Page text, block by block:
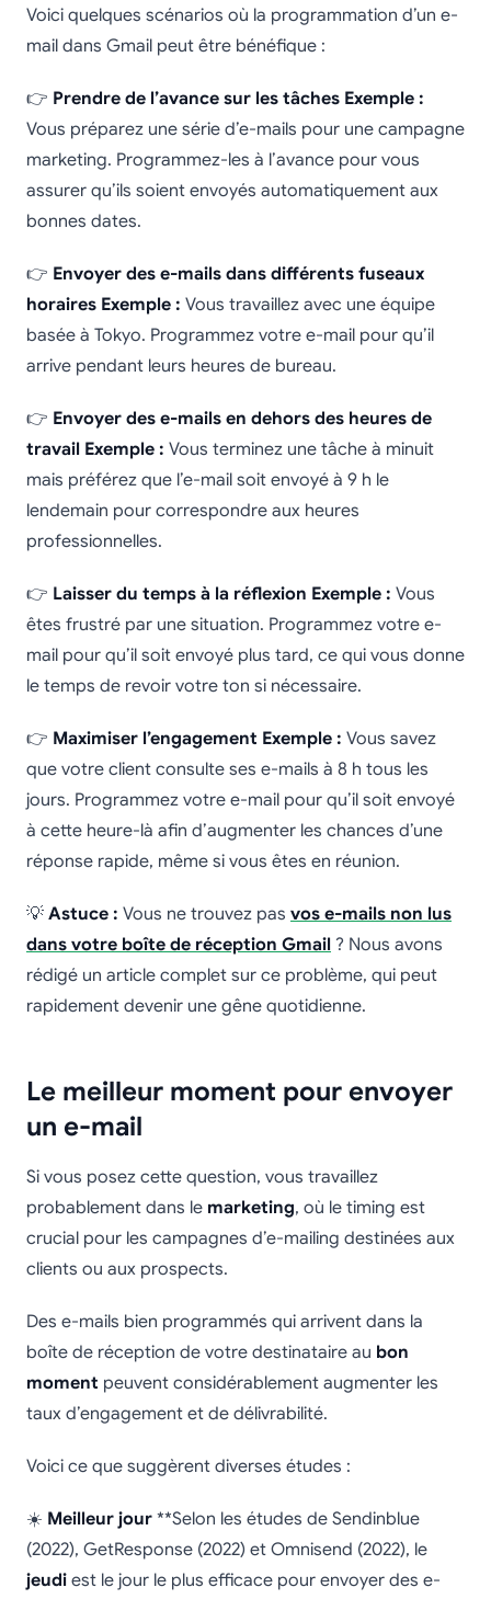
Voici quelques scénarios où la programmation d’un e-
mail dans Gmail peut être bénéfique :
👉 Prendre de l’avance sur les tâches Exemple :
Vous préparez une série d’e-mails pour une campagne
marketing. Programmez-les à l’avance pour vous
assurer qu’ils soient envoyés automatiquement aux
bonnes dates.
👉 Envoyer des e-mails dans différents fuseaux
horaires Exemple : Vous travaillez avec une équipe
basée à Tokyo. Programmez votre e-mail pour qu’il
arrive pendant leurs heures de bureau.
👉 Envoyer des e-mails en dehors des heures de
travail Exemple : Vous terminez une tâche à minuit
mais préférez que l’e-mail soit envoyé à 9 h le
lendemain pour correspondre aux heures
professionnelles.
👉 Laisser du temps à la réflexion Exemple : Vous
êtes frustré par une situation. Programmez votre e-
mail pour qu’il soit envoyé plus tard, ce qui vous donne
le temps de revoir votre ton si nécessaire.
👉 Maximiser l’engagement Exemple : Vous savez
que votre client consulte ses e-mails à 8 h tous les
jours. Programmez votre e-mail pour qu’il soit envoyé
à cette heure-là afin d’augmenter les chances d’une
réponse rapide, même si vous êtes en réunion.
💡 Astuce : Vous ne trouvez pas vos e-mails non lus
dans votre boîte de réception Gmail ? Nous avons
rédigé un article complet sur ce problème, qui peut
rapidement devenir une gêne quotidienne.
Le meilleur moment pour envoyer
un e-mail
Si vous posez cette question, vous travaillez
probablement dans le marketing, où le timing est
crucial pour les campagnes d’e-mailing destinées aux
clients ou aux prospects.
Des e-mails bien programmés qui arrivent dans la
boîte de réception de votre destinataire au bon
moment peuvent considérablement augmenter les
taux d’engagement et de délivrabilité.
Voici ce que suggèrent diverses études :
☀️ Meilleur jour **Selon les études de Sendinblue
(2022), GetResponse (2022) et Omnisend (2022), le
jeudi est le jour le plus efficace pour envoyer des e-